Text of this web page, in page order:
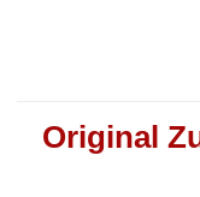
Original